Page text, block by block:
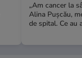
„Am cancer la
Alina Pușcău,
de spital. Ce au